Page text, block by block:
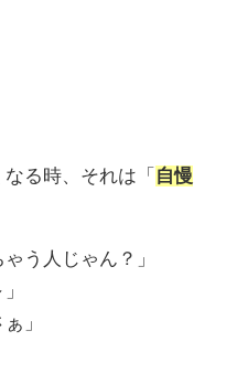
る時、それは「 自慢
う人じゃん？」
」